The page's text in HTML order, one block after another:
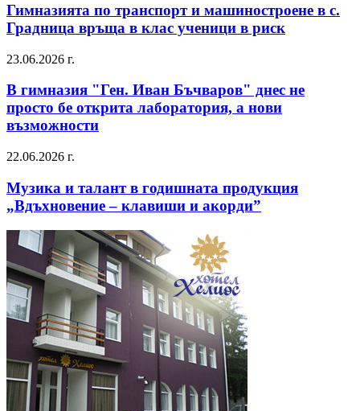
Гимназията по транспорт и машиностроене в с.
Градница връща в клас ученици в риск
23.06.2026 г.
В гимназия "Ген. Иван Бъчваров" днес не
просто бе открита лаборатория, а нови
възможности
22.06.2026 г.
Музика и талант в годишната продукция
„Вдъхновение – клавиши и акорди”